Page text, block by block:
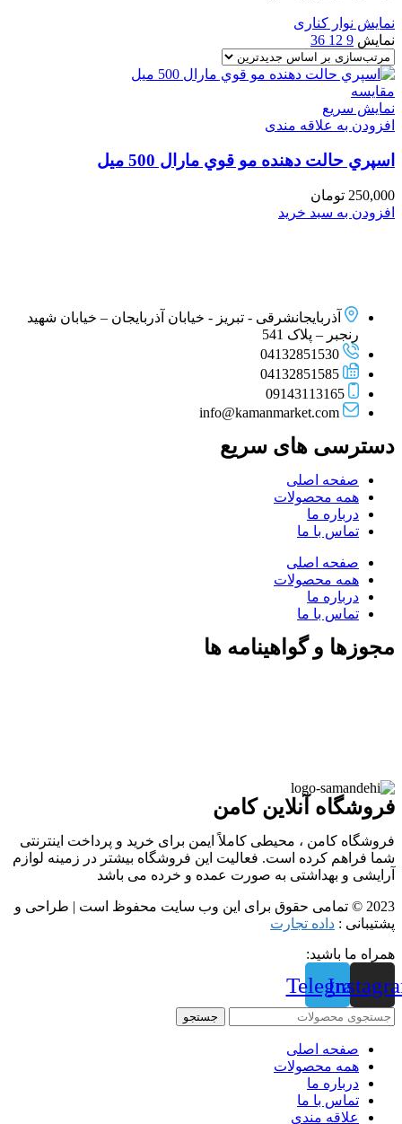
نمایش نوار کناری
نمایش 9
12
36
مقايسه
نمایش سریع
افزودن به علاقه مندی
اسپري حالت دهنده مو قوي مارال 500 میل
250,000 تومان
افزودن به سبد خرید
آذربایجانشرقی - تبریز - خیابان آذربایجان – خیابان شهید
رنجبر – پلاک 541
04132851530
04132851585
09143113165
info@kamanmarket.com
دسترسی های سریع
صفحه اصلی
همه محصولات
درباره ما
تماس با ما
صفحه اصلی
همه محصولات
درباره ما
تماس با ما
مجوزها و گواهینامه ها
فروشگاه آنلاین کامن
فروشگاه کامن ، محیطی کاملاً ایمن برای خرید و پرداخت اینترنتی
شما فراهم کرده است. فعالیت این فروشگاه بیشتر در زمینه لوازم
آرایشی و بهداشتی به صورت عمده و خرده می باشد
2023 © تمامی حقوق برای این وب سایت محفوظ است | طراحی و
پشتیبانی : داده تجارت
همراه ما باشید:
Telegram
جستجو
صفحه اصلی
همه محصولات
درباره ما
تماس با ما
علاقه مندی